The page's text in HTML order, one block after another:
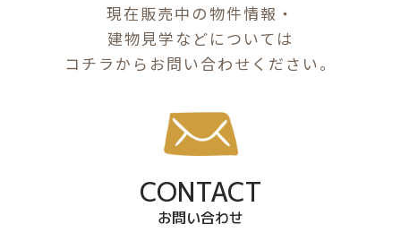
現在販売中の物件情報・
建物見学などについては
コチラからお問い合わせください。
CONTACT
お問い合わせ